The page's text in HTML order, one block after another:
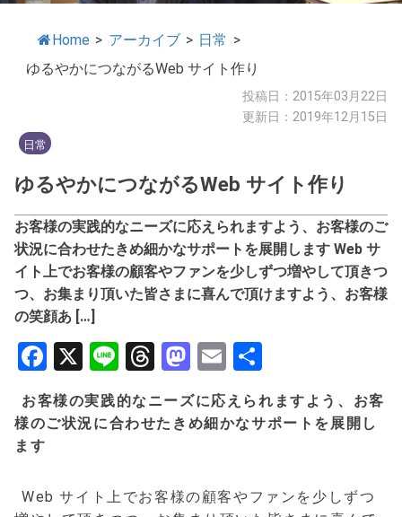
Home > アーカイブ > 日常 >
ゆるやかにつながるWeb サイト作り
投稿日：2015年03月22日
更新日：2019年12月15日
日常
ゆるやかにつながるWeb サイト作り
お客様の実践的なニーズに応えられますよう、お客様のご
状況に合わせたきめ細かなサポートを展開します Web サ
イト上でお客様の顧客やファンを少しずつ増やして頂きつ
つ、お集まり頂いた皆さまに喜んで頂けますよう、お客様
の笑顔あ […]
Facebook
X LineThreads
Mastodon
Email
有
お客様の実践的なニーズに応えられますよう、お客
様のご状況に合わせたきめ細かなサポートを展開し
ます
Web サイト上でお客様の顧客やファンを少しずつ